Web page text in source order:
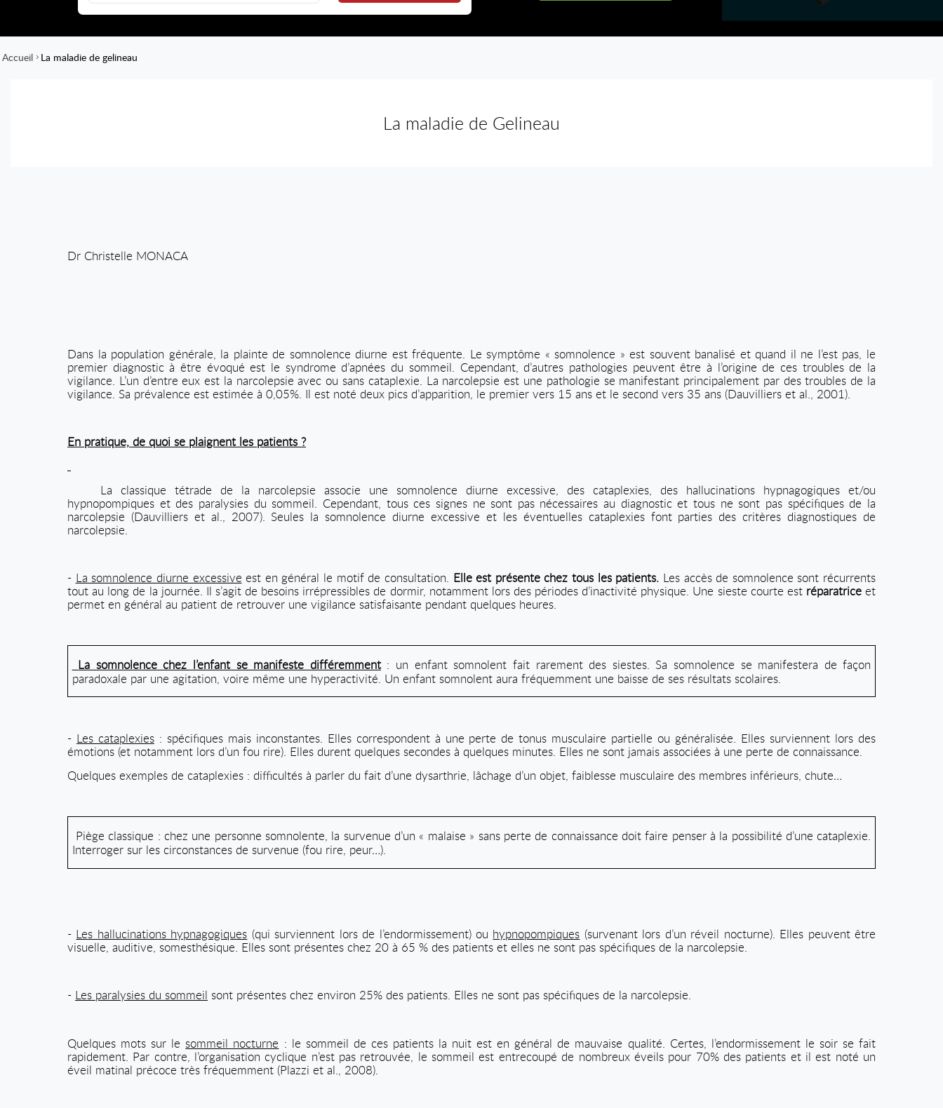
Accueil La maladie de gelineau
La maladie de Gelineau
Dr Christelle MONACA
Dans la population générale, la plainte de somnolence diurne est fréquente. Le symptôme « somnolence » est souvent banalisé et quand il ne l’est pas, le
premier diagnostic à être évoqué est le syndrome d’apnées du sommeil. Cependant, d’autres pathologies peuvent être à l’origine de ces troubles de la
vigilance. L’un d’entre eux est la narcolepsie avec ou sans cataplexie. La narcolepsie est une pathologie se manifestant principalement par des troubles de la
vigilance. Sa prévalence est estimée à 0,05%. Il est noté deux pics d’apparition, le premier vers 15 ans et le second vers 35 ans (Dauvilliers et al., 2001).
En pratique, de quoi se plaignent les patients ?
La classique tétrade de la narcolepsie associe une somnolence diurne excessive, des cataplexies, des hallucinations hypnagogiques et/ou
hypnopompiques et des paralysies du sommeil. Cependant, tous ces signes ne sont pas nécessaires au diagnostic et tous ne sont pas spécifiques de la
narcolepsie (Dauvilliers et al., 2007). Seules la somnolence diurne excessive et les éventuelles cataplexies font parties des critères diagnostiques de
narcolepsie.
- La somnolence diurne excessive est en général le motif de consultation. Elle est présente chez tous les patients. Les accès de somnolence sont récurrents
tout au long de la journée. Il s’agit de besoins irrépressibles de dormir, notamment lors des périodes d’inactivité physique. Une sieste courte est réparatrice et
permet en général au patient de retrouver une vigilance satisfaisante pendant quelques heures.
La somnolence chez l’enfant se manifeste différemment: un enfant somnolent fait rarement des siestes. Sa somnolence se manifestera de façon
paradoxale par une agitation, voire même une hyperactivité. Un enfant somnolent aura fréquemment une baisse de ses résultats scolaires.
- Les cataplexies: spécifiques mais inconstantes. Elles correspondent à une perte de tonus musculaire partielle ou généralisée. Elles surviennent lors des
émotions (et notamment lors d’un fou rire). Elles durent quelques secondes à quelques minutes. Elles ne sont jamais associées à une perte de connaissance.
Quelques exemples de cataplexies : difficultés à parler du fait d’une dysarthrie, lâchage d’un objet, faiblesse musculaire des membres inférieurs, chute…
Piège classique : chez une personne somnolente, la survenue d’un « malaise » sans perte de connaissance doit faire penser à la possibilité d’une cataplexie.
Interroger sur les circonstances de survenue (fou rire, peur…).
- Les hallucinations hypnagogiques (qui surviennent lors de l’endormissement) ou hypnopompiques (survenant lors d’un réveil nocturne). Elles peuvent être
visuelle, auditive, somesthésique. Elles sont présentes chez 20 à 65 % des patients et elles ne sont pas spécifiques de la narcolepsie.
- Les paralysies du sommeil sont présentes chez environ 25% des patients. Elles ne sont pas spécifiques de la narcolepsie.
Quelques mots sur le sommeil nocturne : le sommeil de ces patients la nuit est en général de mauvaise qualité. Certes, l’endormissement le soir se fait
rapidement. Par contre, l’organisation cyclique n’est pas retrouvée, le sommeil est entrecoupé de nombreux éveils pour 70% des patients et il est noté un
éveil matinal précoce très fréquemment (Plazzi et al., 2008).